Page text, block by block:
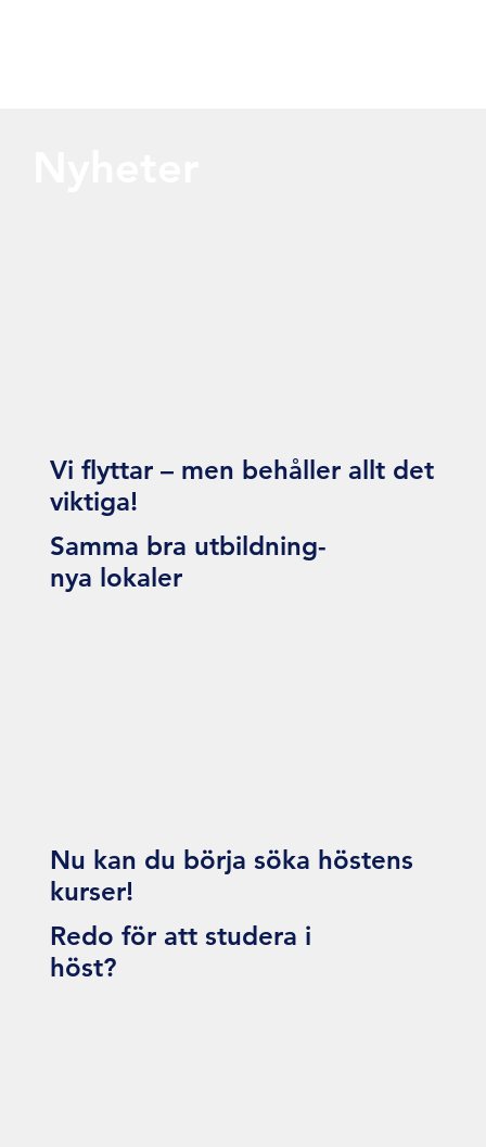
Vi flyttar – men behåller allt det
viktiga!
Samma bra utbildning-
nya lokaler
Nu kan du börja söka höstens
kurser!
Redo för att studera i
höst?